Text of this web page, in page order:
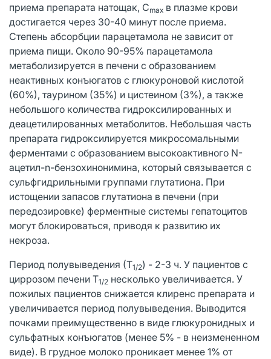
приема препарата натощак, Сmax в плазме крови
достигается через 30-40 минут после приема.
Степень абсорбции парацетамола не зависит от
приема пищи. Около 90-95% парацетамола
метаболизируется в печени с образованием
неактивных конъюгатов с глюкуроновой кислотой
(60%), таурином (35%) и цистеином (3%), а также
небольшого количества гидроксилированных и
деацетилированных метаболитов. Небольшая часть
препарата гидроксилируется микросомальными
ферментами с образованием высокоактивного N-
ацетил-n-бензохинонимина, который связывается с
сульфгидрильными группами глутатиона. При
истощении запасов глутатиона в печени (при
передозировке) ферментные системы гепатоцитов
могут блокироваться, приводя к развитию их
некроза.
Период полувыведения (Т1/2) - 2-3 ч. У пациентов с
циррозом печени Т1/2 несколько увеличивается. У
пожилых пациентов снижается клиренс препарата и
увеличивается период полувыведения. Выводится
почками преимущественно в виде глюкуронидных и
сульфатных конъюгатов (менее 5% - в неизмененном
виде). В грудное молоко проникает менее 1% от